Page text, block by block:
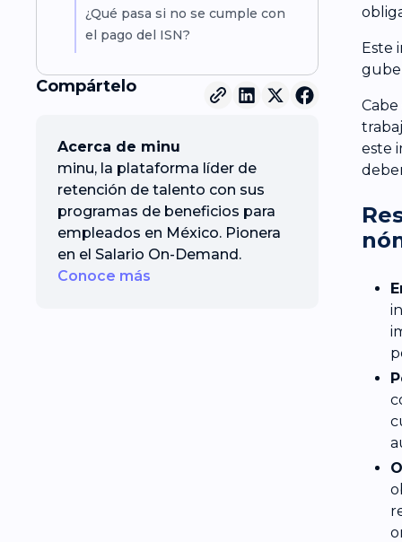
¿Qué pasa si no se cumple con
el pago del ISN?
Compártelo
Acerca de minu
minu, la plataforma líder de
retención de talento con sus
programas de beneficios para
empleados en México. Pionera
en el Salario On-Demand.
Conoce más
Este
este